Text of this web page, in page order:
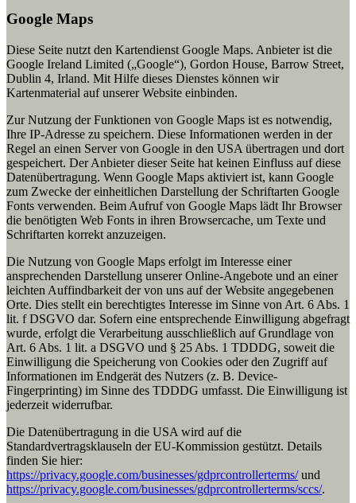
Google Maps
Diese Seite nutzt den Kartendienst Google Maps. Anbieter ist die
Google Ireland Limited („Google“), Gordon House, Barrow Street,
Dublin 4, Irland. Mit Hilfe dieses Dienstes können wir
Kartenmaterial auf unserer Website einbinden.
Zur Nutzung der Funktionen von Google Maps ist es notwendig,
Ihre IP-Adresse zu speichern. Diese Informationen werden in der
Regel an einen Server von Google in den USA übertragen und dort
gespeichert. Der Anbieter dieser Seite hat keinen Einfluss auf diese
Datenübertragung. Wenn Google Maps aktiviert ist, kann Google
zum Zwecke der einheitlichen Darstellung der Schriftarten Google
Fonts verwenden. Beim Aufruf von Google Maps lädt Ihr Browser
die benötigten Web Fonts in ihren Browsercache, um Texte und
Schriftarten korrekt anzuzeigen.
Die Nutzung von Google Maps erfolgt im Interesse einer
ansprechenden Darstellung unserer Online-Angebote und an einer
leichten Auffindbarkeit der von uns auf der Website angegebenen
Orte. Dies stellt ein berechtigtes Interesse im Sinne von Art. 6 Abs. 1
lit. f DSGVO dar. Sofern eine entsprechende Einwilligung abgefragt
wurde, erfolgt die Verarbeitung ausschließlich auf Grundlage von
Art. 6 Abs. 1 lit. a DSGVO und § 25 Abs. 1 TDDDG, soweit die
Einwilligung die Speicherung von Cookies oder den Zugriff auf
Informationen im Endgerät des Nutzers (z. B. Device-
Fingerprinting) im Sinne des TDDDG umfasst. Die Einwilligung ist
jederzeit widerrufbar.
Die Datenübertragung in die USA wird auf die
Standardvertragsklauseln der EU-Kommission gestützt. Details
finden Sie hier:
https://privacy.google.com/businesses/gdprcontrollerterms/und
https://privacy.google.com/businesses/gdprcontrollerterms/sccs/.